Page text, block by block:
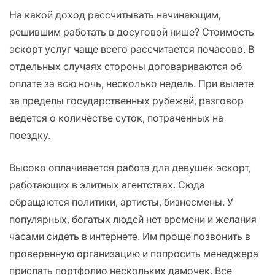
На какой доход рассчитывать начинающим,
решившим работать в досуговой нише? Стоимость
эскорт услуг чаще всего рассчитается почасово. В
отдельных случаях стороны договариваются об
оплате за всю ночь, несколько недель. При вылете
за пределы государственных рубежей, разговор
ведется о количестве суток, потраченных на
поездку.
Высоко оплачивается работа для девушек эскорт,
работающих в элитных агентствах. Сюда
обращаются политики, артисты, бизнесмены. У
популярных, богатых людей нет времени и желания
часами сидеть в интернете. Им проще позвонить в
проверенную организацию и попросить менеджера
прислать портфолио нескольких дамочек. Все